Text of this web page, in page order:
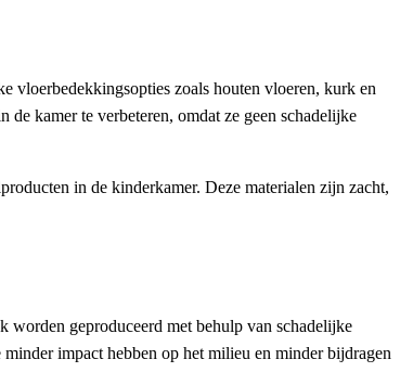
vloerbedekkingsopties zoals houten vloeren, kurk en
kamer te verbeteren, omdat ze geen schadelijke
in de kinderkamer. Deze materialen zijn zacht,
worden geproduceerd met behulp van schadelijke
impact hebben op het milieu en minder bijdragen